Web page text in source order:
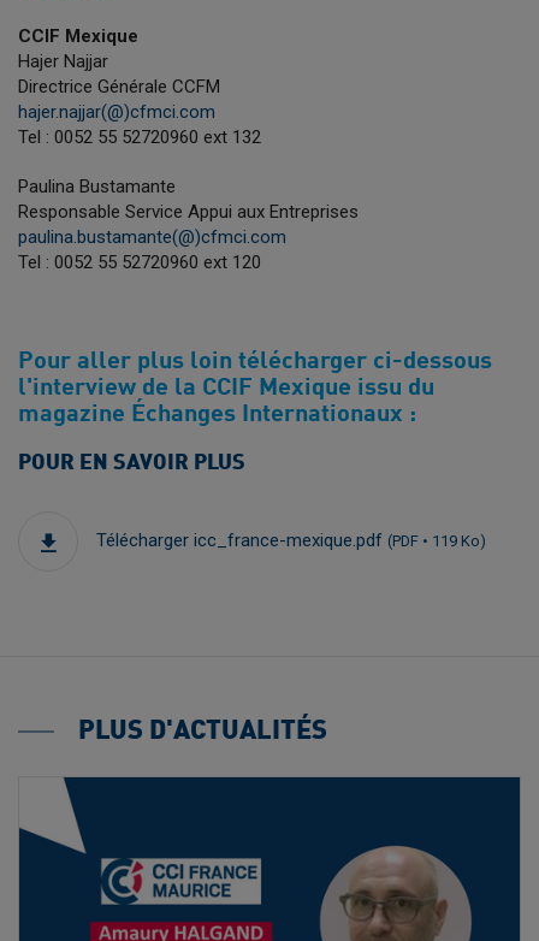
CCIF Mexique
Hajer Najjar
Directrice Générale CCFM
hajer.najjar(@)cfmci.com
Tel : 0052 55 52720960 ext 132
Paulina Bustamante
Responsable Service Appui aux Entreprises
paulina.bustamante(@)cfmci.com
Tel : 0052 55 52720960 ext 120
Pour aller plus loin télécharger ci-dessous
l'interview de la CCIF Mexique issu du
magazine Échanges Internationaux :
POUR EN SAVOIR PLUS
Télécharger icc_france-mexique.pdf (PDF • 119 Ko)
PLUS D'ACTUALITÉS